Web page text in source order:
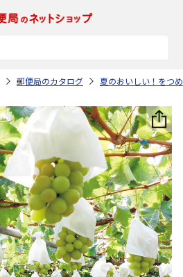
郵便局のカタログ 夏のおいしい！をつ